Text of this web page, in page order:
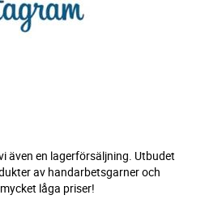
även en lagerförsäljning. Utbudet
av handarbetsgarner och
låga priser!